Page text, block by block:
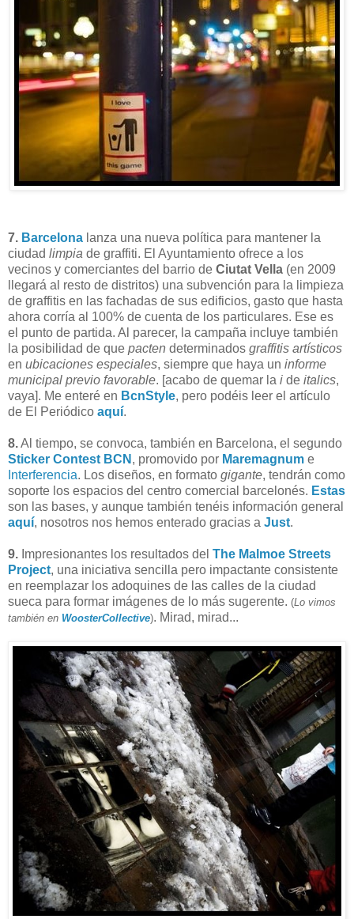
7. Barcelona lanza una nueva política para mantener la
ciudad limpia de graffiti. El Ayuntamiento ofrece a los
vecinos y comerciantes del barrio de Ciutat Vella (en 2009
llegará al resto de distritos) una subvención para la limpieza
de graffitis en las fachadas de sus edificios, gasto que hasta
ahora corría al 100% de cuenta de los particulares. Ese es
el punto de partida. Al parecer, la campaña incluye también
la posibilidad de que pacten determinados graffitis artísticos
en ubicaciones especiales, siempre que haya un informe
municipal previo favorable. [acabo de quemar la i de italics,
vaya]. Me enteré en BcnStyle, pero podéis leer el artículo
de El Periódico aquí.
8.Al tiempo, se convoca, también en Barcelona, el segundo
Sticker Contest BCN , promovido por Maremagnum e
Interferencia. Los diseños, en formato gigante, tendrán como
soporte los espacios del centro comercial barcelonés. Estas
son las bases, y aunque también tenéis información general
aquí, nosotros nos hemos enterado gracias a Just.
9. Impresionantes los resultados del The Malmoe Streets
Project, una iniciativa sencilla pero impactante consistente
en reemplazar los adoquines de las calles de la ciudad
sueca para formar imágenes de lo más sugerente. (Lo vimos
también en WoosterCollective). Mirad, mirad...